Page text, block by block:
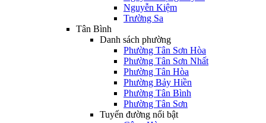
Nguyễn Kiệm
Trường Sa
Tân Bình
Danh sách phường
Phường Tân Sơn Hòa
Phường Tân Sơn Nhất
Phường Tân Hòa
Phường Bảy Hiền
Phường Tân Bình
Phường Tân Sơn
Tuyến đường nổi bật